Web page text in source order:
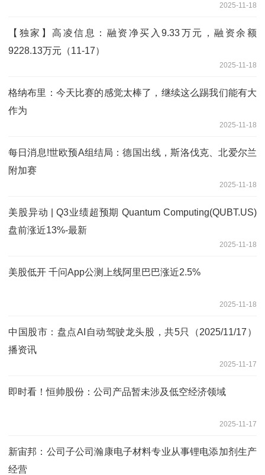
2025-11-18
【独家】高凌信息：融资净买入9.33万元，融资余额
9228.13万元（11-17）
2025-11-18
格纳布里：今天比赛的感觉太棒了，继续这么踢我们能有大
作为
2025-11-18
每日消息!世欧预A组结局：德国出线，斯洛伐克、北爱尔兰
附加赛
2025-11-18
美股异动 | Q3业绩超预期 Quantum Computing(QUBT.US)
盘前涨近13%-最新
2025-11-18
美股低开 千问App公测上线阿里巴巴涨近2.5%
2025-11-18
中国股市：盘点AI自动驾驶龙头股，共5只（2025/11/17）
播资讯
2025-11-17
即时看！恒帅股份：公司产品暂未涉及低空经济领域
2025-11-17
新宙邦：公司子公司瀚康电子材料专业从事锂电添加剂生产
经营